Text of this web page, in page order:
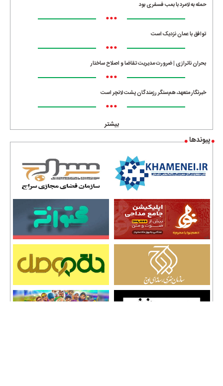
حمله به لامرد با بمب فسفری بود
•••
توافق با عمان نزدیک است
•••
بحران ناترازی | ضرورت مدیریت تقاضا و اصلاح ساختار
•••
خبرنگار متعهد، هم‌سنگر رزمندگان پشت لانچر است
•••
بیشتر
پیوندها